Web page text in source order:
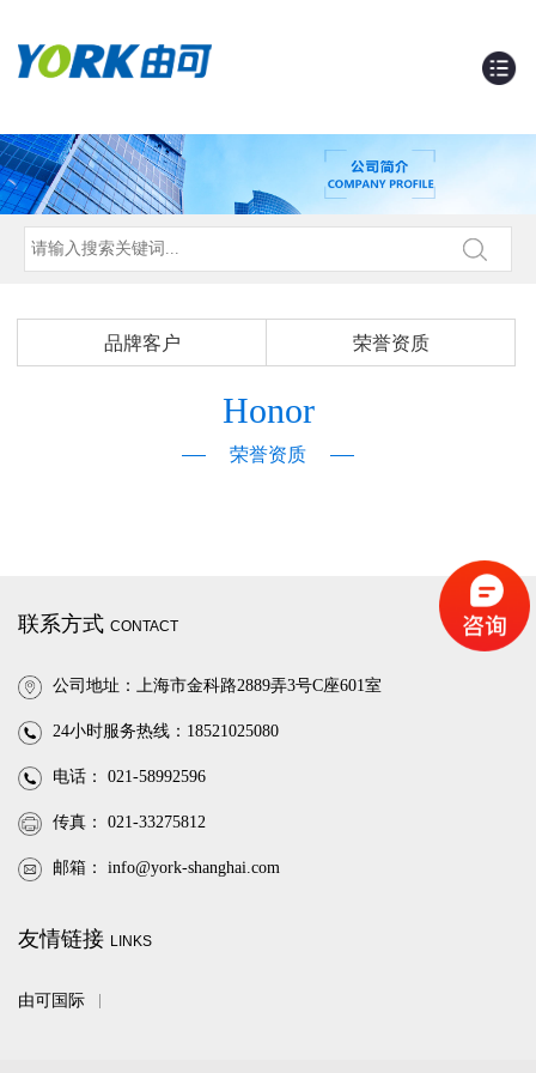
品牌客户 荣誉资质
Honor
荣誉资质
联系方式 CONTACT
公司地址：上海市金科路2889弄3号C座601室
24小时服务热线：18521025080
电话： 021-58992596
传真： 021-33275812
邮箱： info@york-shanghai.com
友情链接 LINKS
由可国际